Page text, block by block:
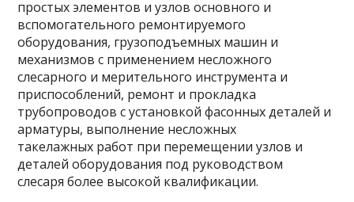
простых элементов и узлов основного и
вспомогательного ремонтируемого
оборудования, грузоподъемных машин и
механизмов с применением несложного
слесарного и мерительного инструмента и
приспособлений, ремонт и прокладка
трубопроводов с установкой фасонных деталей и
арматуры, выполнение несложных
такелажных работ при перемещении узлов и
деталей оборудования под руководством
слесаря более высокой квалификации.